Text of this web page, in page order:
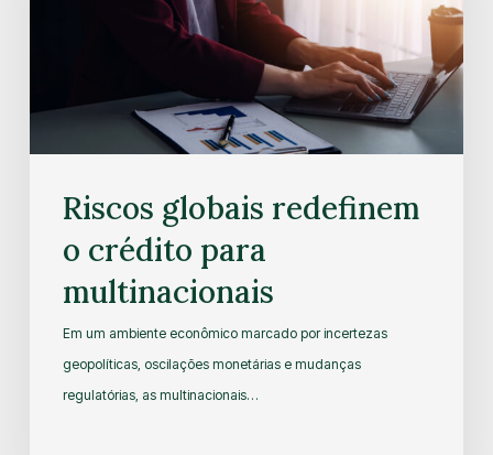
Riscos globais redefinem
o crédito para
multinacionais
Em um ambiente econômico marcado por incertezas
geopolíticas, oscilações monetárias e mudanças
regulatórias, as multinacionais…